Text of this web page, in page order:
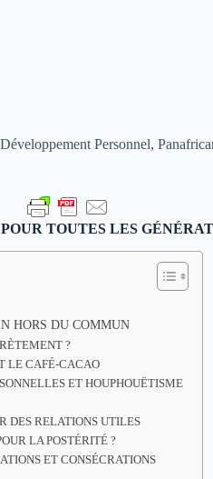
Développement Personnel,
POUR TOUTES LES
HORS DU COMMUN
?
LE CAFÉ-CACAO
ET HOUPHOUËTISME
DES RELATIONS UTILES
LA POSTÉRITÉ ?
ET CONSÉCRATIONS